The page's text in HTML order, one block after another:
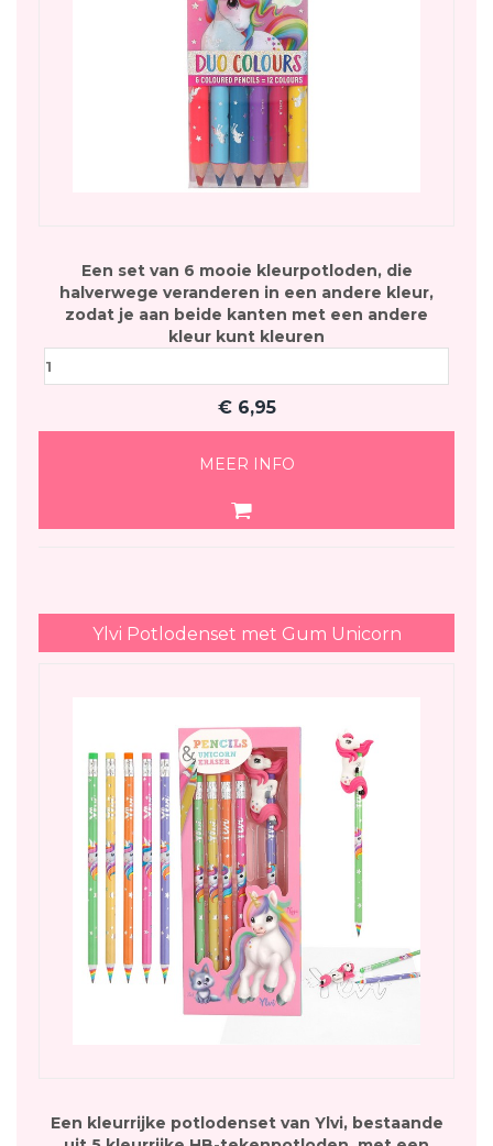
Een set van 6 mooie kleurpotloden, die
halverwege veranderen in een andere kleur,
zodat je aan beide kanten met een andere
kleur kunt kleuren
€ 6,95
MEER INFO
Ylvi Potlodenset met Gum Unicorn
Een kleurrijke potlodenset van Ylvi, bestaande